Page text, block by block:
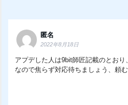
匿名
2022年8月18日
アプデした人は9bit師匠記載のとおり
なので焦らず対応待ちましょう、頼む